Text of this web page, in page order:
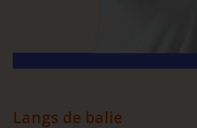
Langs de balie